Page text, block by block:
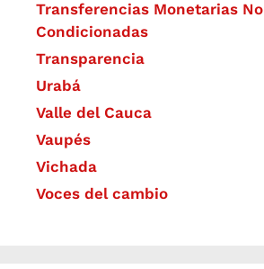
Transferencias Monetarias No
Condicionadas
Transparencia
Urabá
Valle del Cauca
Vaupés
Vichada
Voces del cambio